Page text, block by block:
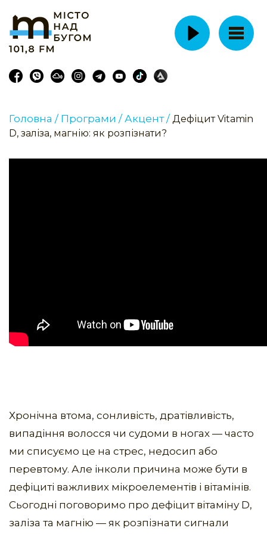
Головна / Програми / Акцент / Дефіцит Vitamin
D, заліза, магнію: як розпізнати?
Хронічна втома, сонливість, дратівливість,
випадіння волосся чи судоми в ногах — часто
ми списуємо це на стрес, недосип або
перевтому. Але інколи причина може бути в
дефіциті важливих мікроелементів і вітамінів.
Сьогодні поговоримо про дефіцит вітаміну D,
заліза та магнію — як розпізнати сигнали